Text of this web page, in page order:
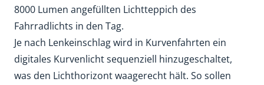
8000 Lumen angefüllten Lichtteppich des
Fahrradlichts in den Tag.
Je nach Lenkeinschlag wird in Kurvenfahrten ein
digitales Kurvenlicht sequenziell hinzugeschaltet,
was den Lichthorizont waagerecht hält. So sollen